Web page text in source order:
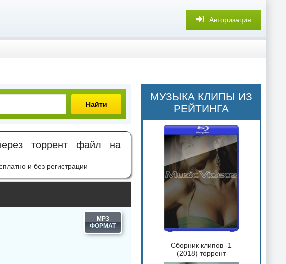
Авторизация
Найти
торрент файл на
и без регистрации
MP3
МУЗЫКА КЛИПЫ ИЗ
РЕЙТИНГА
Сборник клипов -1
(2018) торрент